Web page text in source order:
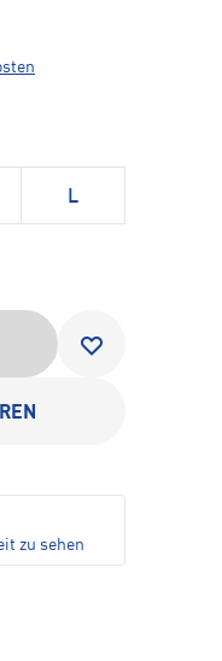
L
zu sehen